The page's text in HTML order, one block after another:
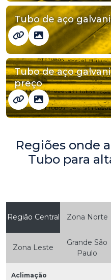
Tubo de aço
Tubo de aço
preço
Regiões onde
Tubo para
Região Central Zona Norte
Zona Leste
Grande São
Paulo
Aclimação